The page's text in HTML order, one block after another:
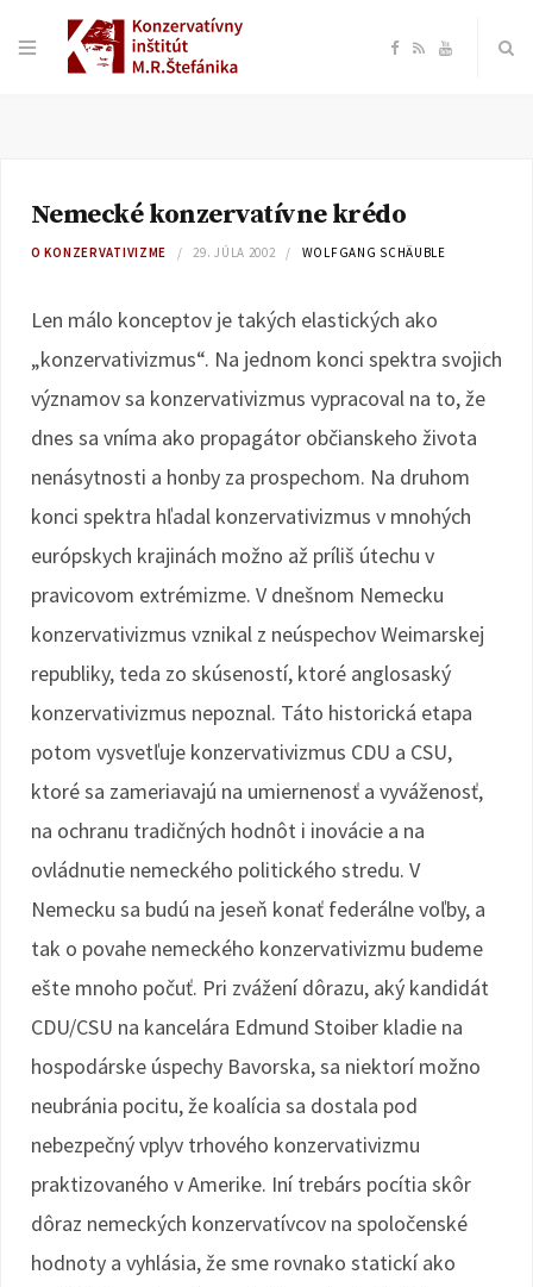
F
e
o
R Y
e
Nemecké konzervatívne krédo
O KONZERVATIVIZME 29. JÚLA 2002 WOLFGANG SCHÄUBLE
Len málo konceptov je takých elastických ako
„konzervativizmus“. Na jednom konci spektra svojich
významov sa konzervativizmus vypracoval na to, že
dnes sa vníma ako propagátor občianskeho života
nenásytnosti a honby za prospechom. Na druhom
konci spektra hľadal konzervativizmus v mnohých
európskych krajinách možno až príliš útechu v
pravicovom extrémizme. V dnešnom Nemecku
konzervativizmus vznikal z neúspechov Weimarskej
republiky, teda zo skúseností, ktoré anglosaský
konzervativizmus nepoznal. Táto historická etapa
potom vysvetľuje konzervativizmus CDU a CSU,
ktoré sa zameriavajú na umiernenosť a vyváženosť,
na ochranu tradičných hodnôt i inovácie a na
ovládnutie nemeckého politického stredu. V
Nemecku sa budú na jeseň konať federálne voľby, a
tak o povahe nemeckého konzervativizmu budeme
ešte mnoho počuť. Pri zvážení dôrazu, aký kandidát
CDU/CSU na kancelára Edmund Stoiber kladie na
hospodárske úspechy Bavorska, sa niektorí možno
neubránia pocitu, že koalícia sa dostala pod
nebezpečný vplyv trhového konzervativizmu
praktizovaného v Amerike. Iní trebárs pocítia skôr
dôraz nemeckých konzervatívcov na spoločenské
hodnoty a vyhlásia, že sme rovnako statickí ako